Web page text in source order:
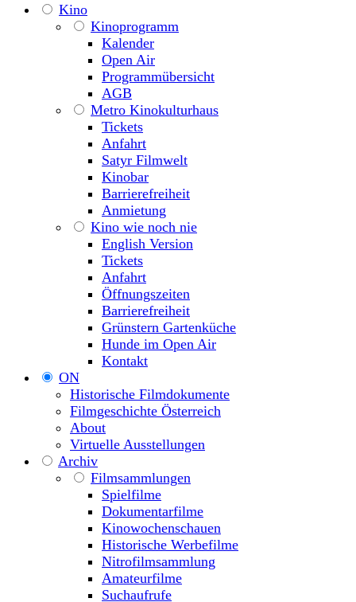
Kino
Kinoprogramm
Kalender
Open Air
Programmübersicht
AGB
Metro Kinokulturhaus
Tickets
Anfahrt
Satyr Filmwelt
Kinobar
Barrierefreiheit
Anmietung
Kino wie noch nie
English Version
Tickets
Anfahrt
Öffnungszeiten
Barrierefreiheit
Grünstern Gartenküche
Hunde im Open Air
Kontakt
ON
Historische Filmdokumente
Filmgeschichte Österreich
About
Virtuelle Ausstellungen
Archiv
Filmsammlungen
Spielfilme
Dokumentarfilme
Kinowochenschauen
Historische Werbefilme
Nitrofilmsammlung
Amateurfilme
Suchaufrufe